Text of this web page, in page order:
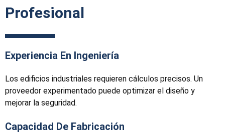
Profesional
Experiencia En Ingeniería
Los edificios industriales requieren cálculos precisos. Un
proveedor experimentado puede optimizar el diseño y
mejorar la seguridad.
Capacidad De Fabricación